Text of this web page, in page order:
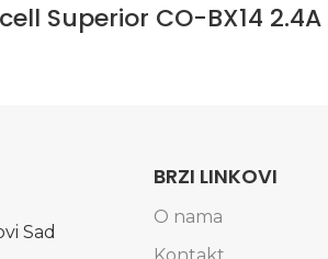
Superior CO-BX14
Sad
BRZI LINKOVI
O nama